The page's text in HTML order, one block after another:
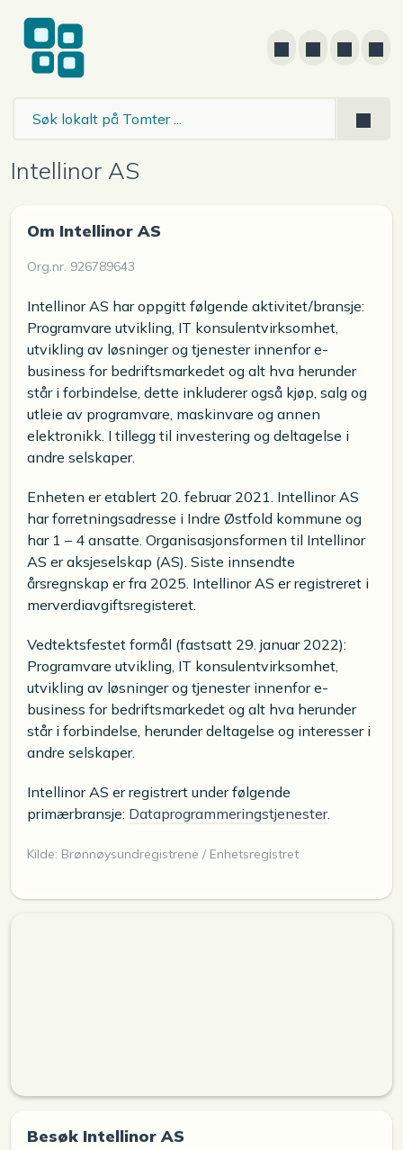
Intellinor AS
Om Intellinor AS
Org.nr. 926789643
Intellinor AS har oppgitt følgende aktivitet/bransje:
Programvare utvikling, IT konsulentvirksomhet,
utvikling av løsninger og tjenester innenfor e-
business for bedriftsmarkedet og alt hva herunder
står i forbindelse, dette inkluderer også kjøp, salg og
utleie av programvare, maskinvare og annen
elektronikk. I tillegg til investering og deltagelse i
andre selskaper.
Enheten er etablert 20. februar 2021. Intellinor AS
har forretningsadresse i Indre Østfold kommune og
har 1 – 4 ansatte. Organisasjonsformen til Intellinor
AS er aksjeselskap (AS). Siste innsendte
årsregnskap er fra 2025. Intellinor AS er registreret i
merverdiavgiftsregisteret.
Vedtektsfestet formål (fastsatt 29. januar 2022):
Programvare utvikling, IT konsulentvirksomhet,
utvikling av løsninger og tjenester innenfor e-
business for bedriftsmarkedet og alt hva herunder
står i forbindelse, herunder deltagelse og interesser i
andre selskaper.
Intellinor AS er registrert under følgende
primærbransje: Dataprogrammeringstjenester.
Kilde: Brønnøysundregistrene / Enhetsregistret
Besøk Intellinor AS